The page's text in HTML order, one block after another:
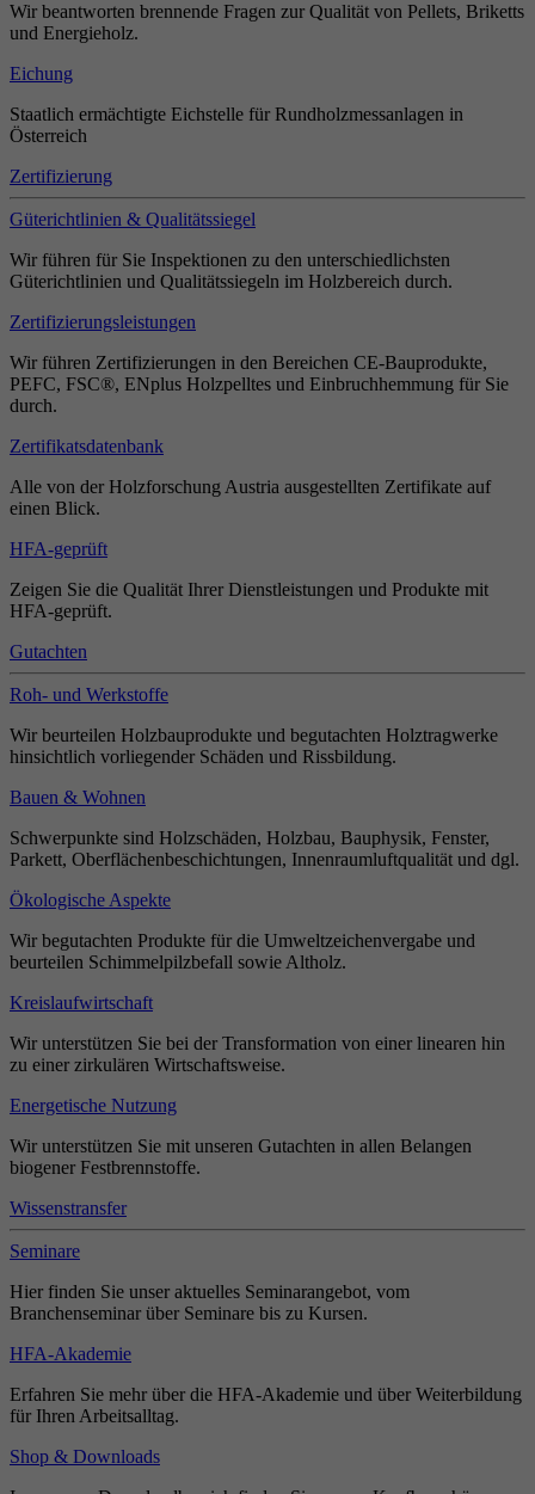
Wir beantworten brennende Fragen zur Qualität von Pellets, Briketts
und Energieholz.
Eichung
Staatlich ermächtigte Eichstelle für Rundholzmessanlagen in
Österreich
Zertifizierung
Güterichtlinien & Qualitätssiegel
Wir führen für Sie Inspektionen zu den unterschiedlichsten
Güterichtlinien und Qualitätssiegeln im Holzbereich durch.
Zertifizierungsleistungen
Wir führen Zertifizierungen in den Bereichen CE-Bauprodukte,
PEFC, FSC®, ENplus Holzpelltes und Einbruchhemmung für Sie
durch.
Zertifikatsdatenbank
Alle von der Holzforschung Austria ausgestellten Zertifikate auf
einen Blick.
HFA-geprüft
Zeigen Sie die Qualität Ihrer Dienstleistungen und Produkte mit
HFA-geprüft.
Gutachten
Roh- und Werkstoffe
Wir beurteilen Holzbauprodukte und begutachten Holztragwerke
hinsichtlich vorliegender Schäden und Rissbildung.
Bauen & Wohnen
Schwerpunkte sind Holzschäden, Holzbau, Bauphysik, Fenster,
Parkett, Oberflächenbeschichtungen, Innenraumluftqualität und dgl.
Ökologische Aspekte
Wir begutachten Produkte für die Umweltzeichenvergabe und
beurteilen Schimmelpilzbefall sowie Altholz.
Kreislaufwirtschaft
Wir unterstützen Sie bei der Transformation von einer linearen hin
zu einer zirkulären Wirtschaftsweise.
Energetische Nutzung
Wir unterstützen Sie mit unseren Gutachten in allen Belangen
biogener Festbrennstoffe.
Wissenstransfer
Seminare
Hier finden Sie unser aktuelles Seminarangebot, vom
Branchenseminar über Seminare bis zu Kursen.
HFA-Akademie
Erfahren Sie mehr über die HFA-Akademie und über Weiterbildung
für Ihren Arbeitsalltag.
Shop & Downloads